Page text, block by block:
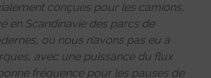
conçues pour les camions,
en Scandinavie des parcs de
où nous n’avons pas eu à
avec une puissance du flux
fréquence pour les pauses de